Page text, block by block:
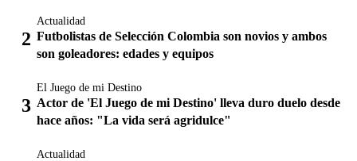
Actualidad
Futbolistas de Selección Colombia son novios y ambos
son goleadores: edades y equipos
El Juego de mi Destino
Actor de 'El Juego de mi Destino' lleva duro duelo desde
hace años: "La vida será agridulce"
Actualidad